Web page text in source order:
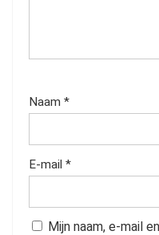
Naam *
E-mail *
Mijn naam, e-mail